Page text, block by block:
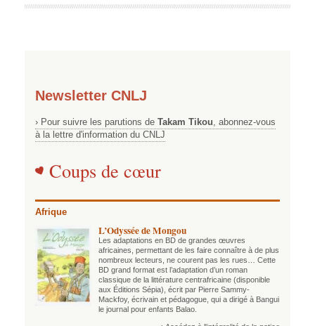
Newsletter CNLJ
› Pour suivre les parutions de Takam Tikou , abonnez-vous
à la lettre d'information du CNLJ
Coups de cœur
Afrique
L’Odyssée de Mongou
Les adaptations en BD de grandes œuvres
africaines, permettant de les faire connaître à de plus
nombreux lecteurs, ne courent pas les rues… Cette
BD grand format est l’adaptation d’un roman
classique de la littérature centrafricaine (disponible
aux Éditions Sépia), écrit par Pierre Sammy-
Mackfoy, écrivain et pédagogue, qui a dirigé à Bangui
le journal pour enfants Balao.